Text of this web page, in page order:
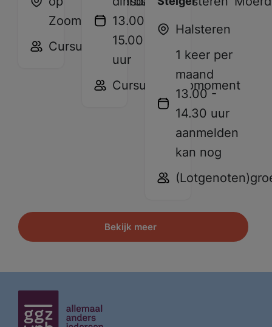
Zoom
Cursus
13.00 -
15.00
uur
Cursus
Inloopmoment
Halsteren
1 keer per
maand
13.00 -
14.30 uur
aanmelden
kan nog
Bekijk meer